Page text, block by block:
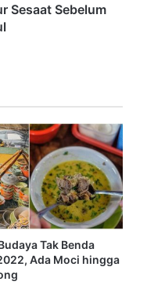
Sesaat Sebelum
Tak Benda
Ada Moci hingga